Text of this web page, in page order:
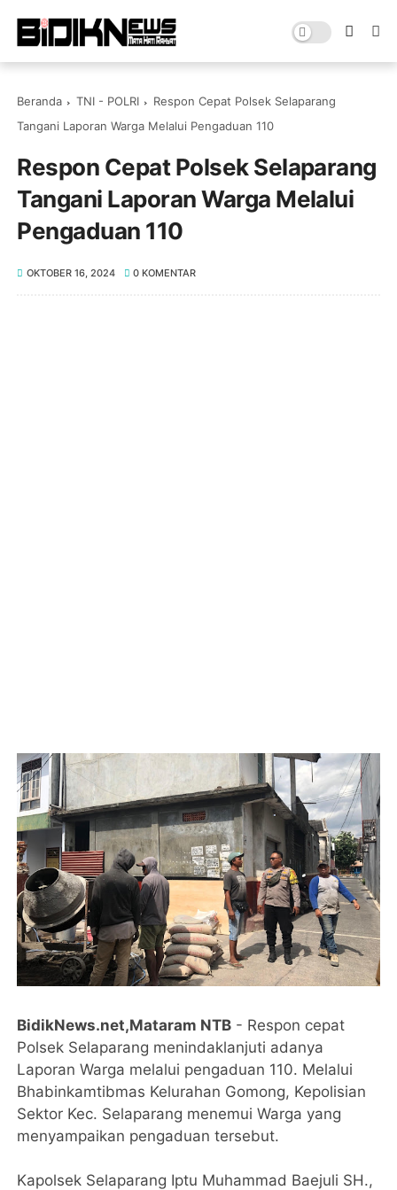
Beranda TNI - POLRI
Respon Cepat Polsek Selaparang
Tangani Laporan Warga Melalui Pengaduan 110
Respon Cepat Polsek Selaparang
Tangani Laporan Warga Melalui
Pengaduan 110
OKTOBER 16, 2024 0 KOMENTAR
BidikNews.net,Mataram NTB - Respon cepat
Polsek Selaparang menindaklanjuti adanya
Laporan Warga melalui pengaduan 110. Melalui
Bhabinkamtibmas Kelurahan Gomong, Kepolisian
Sektor Kec. Selaparang menemui Warga yang
menyampaikan pengaduan tersebut.
Kapolsek Selaparang Iptu Muhammad Baejuli SH.,